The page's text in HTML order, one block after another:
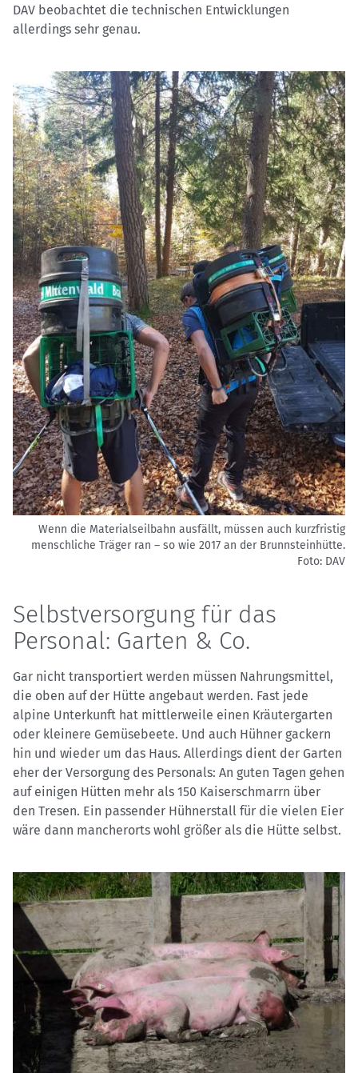
DAV beobachtet die technischen Entwicklungen
allerdings sehr genau.
Wenn die Materialseilbahn ausfällt, müssen auch kurzfristig
menschliche Träger ran – so wie 2017 an der Brunnsteinhütte.
Foto: DAV
Selbstversorgung für das
Personal: Garten & Co.
Gar nicht transportiert werden müssen Nahrungsmittel,
die oben auf der Hütte angebaut werden. Fast jede
alpine Unterkunft hat mittlerweile einen Kräutergarten
oder kleinere Gemüsebeete. Und auch Hühner gackern
hin und wieder um das Haus. Allerdings dient der Garten
eher der Versorgung des Personals: An guten Tagen gehen
auf einigen Hütten mehr als 150 Kaiserschmarrn über
den Tresen. Ein passender Hühnerstall für die vielen Eier
wäre dann mancherorts wohl größer als die Hütte selbst.